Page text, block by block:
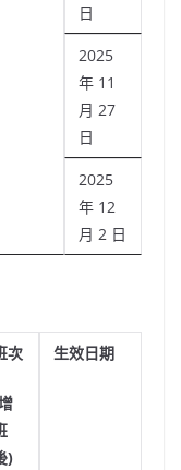
日
2025
年 11
月 27
日
2025
年 12
月 2 日
次
)
生效日期